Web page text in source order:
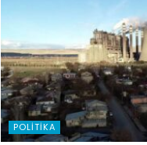
POLITIKA